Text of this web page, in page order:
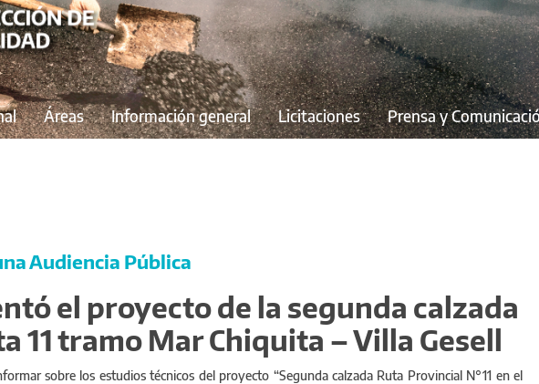
Áreas Información general Licitaciones Prensa y
Audiencia Pública
el proyecto de la segunda calzada
11 tramo Mar Chiquita – Villa Gesell
sobre los estudios técnicos del proyecto “Segunda calzada Ruta Provincial N°11 en el